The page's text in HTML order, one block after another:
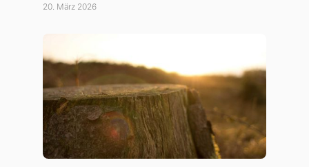
20. März 2026